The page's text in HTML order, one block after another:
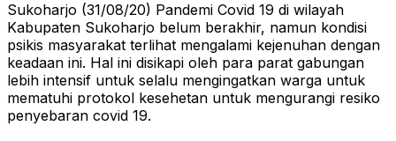
Sukoharjo (31/08/20) Pandemi Covid 19 di wilayah
Kabupaten Sukoharjo belum berakhir, namun kondisi
psikis masyarakat terlihat mengalami kejenuhan dengan
keadaan ini. Hal ini disikapi oleh para parat gabungan
lebih intensif untuk selalu mengingatkan warga untuk
mematuhi protokol kesehetan untuk mengurangi resiko
penyebaran covid 19.